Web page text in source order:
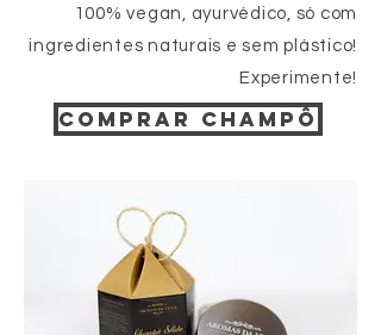
100% vegan, ayurvédico, só com
ingredientes naturais e sem plástico!
Experimente!
COMPRAR CHAMPÔ